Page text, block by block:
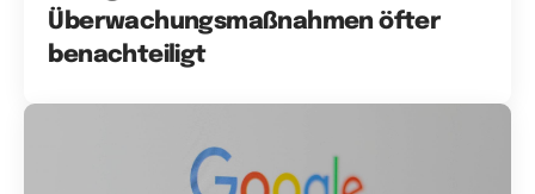
Überwachungsmaßnahmen öfter
benachteiligt